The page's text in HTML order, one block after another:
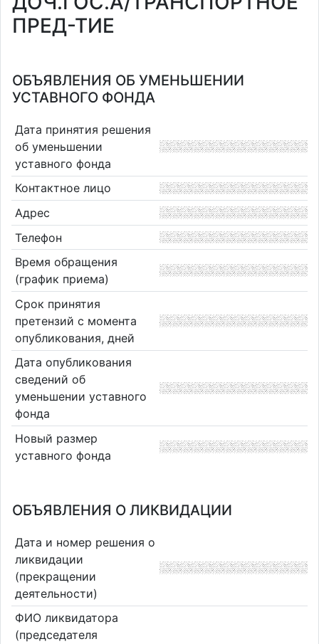
ПРЕД-ТИЕ
ОБЪЯВЛЕНИЯ ОБ УМЕНЬШЕНИИ
УСТАВНОГО ФОНДА
Дата принятия решения
об уменьшении
уставного фонда
Контактное лицо
Адрес
Телефон
Время обращения
(график приема)
Срок принятия
претензий с момента
опубликования, дней
Дата опубликования
сведений об
уменьшении уставного
фонда
Новый размер
уставного фонда
ОБЪЯВЛЕНИЯ О ЛИКВИДАЦИИ
Дата и номер решения о
ликвидации
(прекращении
деятельности)
ФИО ликвидатора
(председателя